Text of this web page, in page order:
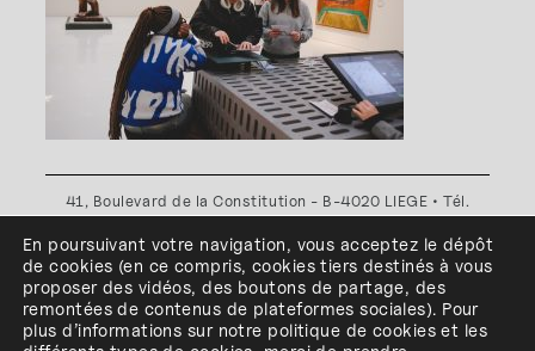
41, Boulevard de la Constitution - B-4020 LIEGE • Tél.
Plan d'accès•Politique de confidentialité•Politique de
cookies•Conditions générales
l'ESA Saint-Luc Liège est membre du
En poursuivant votre navigation, vous acceptez le dépôt
de cookies (en ce compris, cookiestiers destinés à vous
proposer des vidéos, des boutons de partage, des
remontées de contenus de plateformes sociales). Pour
plus d’informations sur notre politique de cookies et les